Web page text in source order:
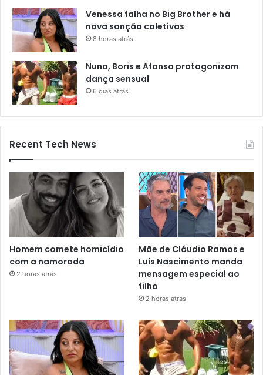
Venessa falha no Big Brother e há
nova sanção coletivas
8 horas atrás
Nuno, Boris e Afonso protagonizam
dança sensual
6 dias atrás
Recent Tech News
Homem comete homicídio
com a namorada
2 horas atrás
Mãe de Cláudio Ramos e
Luís Nascimento manda
mensagem especial ao
filho
2 horas atrás